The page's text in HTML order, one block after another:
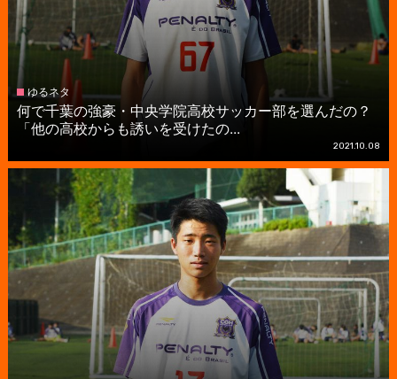
ゆるネタ
何で千葉の強豪・中央学院高校サッカー部を選んだの？
「他の高校からも誘いを受けたの...
2021.10.08